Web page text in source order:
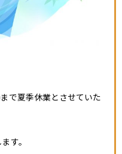
で夏季休業とさせていた
す。